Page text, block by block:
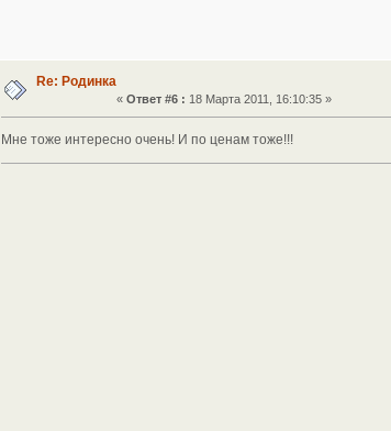
Re: Родинка
«Ответ #6 : 18 Марта 2011, 16:10:35 »
Мне тоже интересно очень! И по ценам тоже!!!